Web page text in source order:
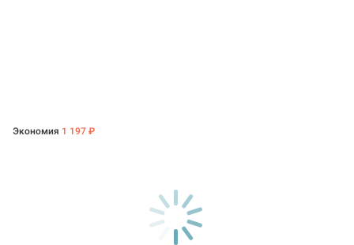
Экономия 1 197 ₽